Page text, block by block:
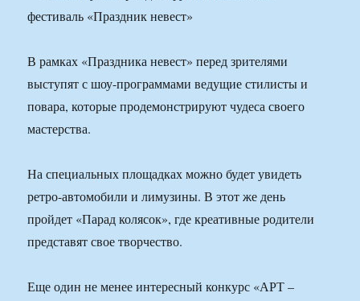
В рамках «Праздника невест» перед зрителями
выступят с шоу-программами ведущие стилисты и
повара, которые продемонстрируют чудеса своего
мастерства.
На специальных площадках можно будет увидеть
ретро-автомобили и лимузины. В этот же день
пройдет «Парад колясок», где креативные родители
представят свое творчество.
Еще один не менее интересный конкурс «АРТ –